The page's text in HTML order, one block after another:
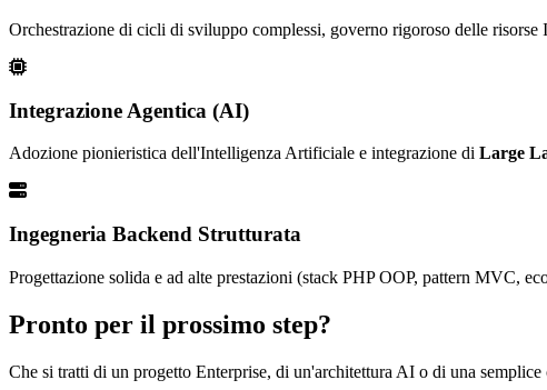
Orchestrazione di cicli di sviluppo complessi, governo rigoroso delle
Integrazione Agentica (AI)
Adozione pionieristica dell'Intelligenza Artificiale e integrazione di Large
Ingegneria Backend Strutturata
Progettazione solida e ad alte prestazioni (stack PHP OOP, pattern MVC,
Pronto per il prossimo step?
Che si tratti di un progetto Enterprise, di un'architettura AI o di una semplice